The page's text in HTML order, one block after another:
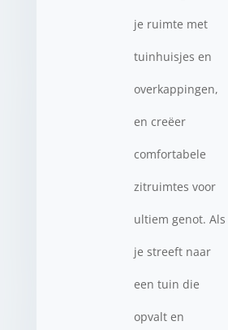
je ruimte met
tuinhuisjes en
overkappingen,
en creëer
comfortabele
zitruimtes voor
ultiem genot. Als
je streeft naar
een tuin die
opvalt en